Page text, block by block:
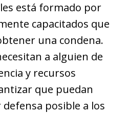
está formado por
capacitados que
una condena.
a alguien de
y recursos
que puedan
posible a los